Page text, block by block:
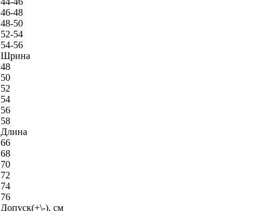
46-48
48-50
52-54
54-56
Шрина
48
50
52
54
56
58
Длина
66
68
70
72
74
76
Допуск(+\-), см